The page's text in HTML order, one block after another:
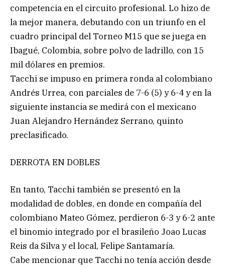
competencia en el circuito profesional. Lo hizo de
la mejor manera, debutando con un triunfo en el
cuadro principal del Torneo M15 que se juega en
Ibagué, Colombia, sobre polvo de ladrillo, con 15
mil dólares en premios.
Tacchi se impuso en primera ronda al colombiano
Andrés Urrea, con parciales de 7-6 (5) y 6-4 y en la
siguiente instancia se medirá con el mexicano
Juan Alejandro Hernández Serrano, quinto
preclasificado.
DERROTA EN DOBLES
En tanto, Tacchi también se presentó en la
modalidad de dobles, en donde en compañía del
colombiano Mateo Gómez, perdieron 6-3 y 6-2 ante
el binomio integrado por el brasileño Joao Lucas
Reis da Silva y el local, Felipe Santamaría.
Cabe mencionar que Tacchi no tenía acción desde